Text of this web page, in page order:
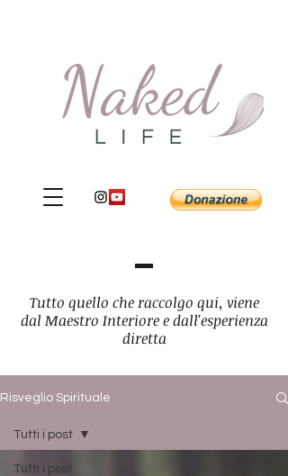
Tutto quello che raccolgo qui, viene
dal Maestro Interiore e dall'esperienza
diretta
Risveglio Spirituale
Tutti i post
Tutti i post